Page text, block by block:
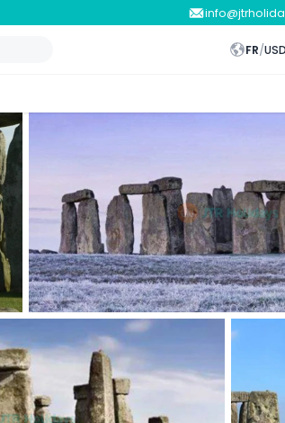
FR/USD